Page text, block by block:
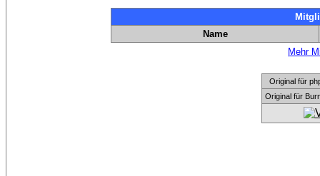
Name
Mehr
Original für
Original für